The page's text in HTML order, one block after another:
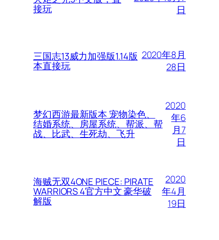
接玩
日
三国志13威力加强版1.14版
本直接玩
2020年8月
28日
梦幻西游最新版本 宠物染色、
结婚系统、房屋系统、帮派、帮
战、比武、生死劫、飞升
2020
年6
月7
日
海贼无双4ONE PIECE: PIRATE
WARRIORS 4官方中文 豪华破
解版
2020
年4月
19日